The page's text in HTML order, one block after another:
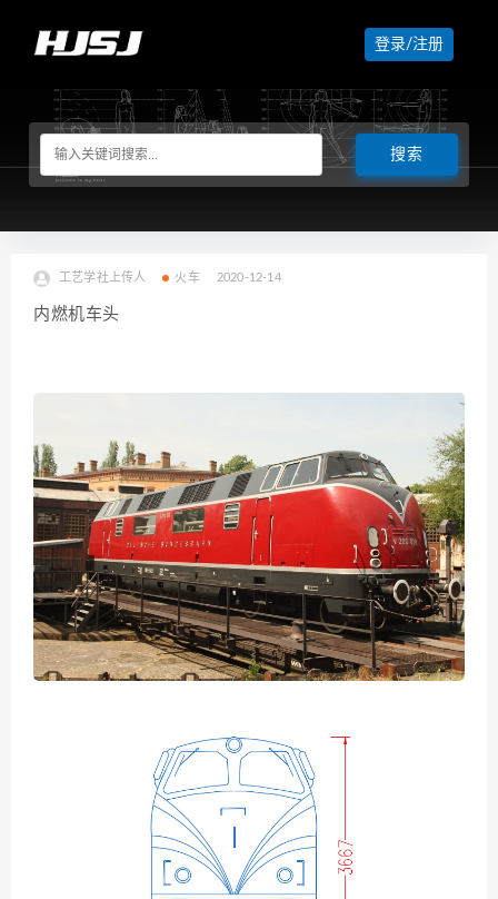
登录/注册
工艺学社上传人 火车 2020-12-14
内燃机车头